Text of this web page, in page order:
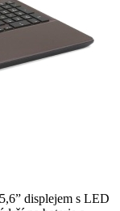
displejem s LED